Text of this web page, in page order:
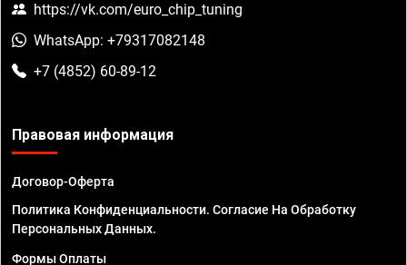
https://vk.com/euro_chip_tuning
WhatsApp: +79317082148
+7 (4852) 60-89-12
Правовая информация
Договор-Оферта
Политика Конфиденциальности. Согласие На Обработку
Персональных Данных.
Формы Оплаты